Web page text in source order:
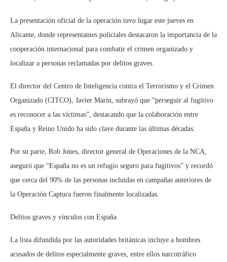
La presentación oficial de la operación tuvo lugar este jueves en
Alicante, donde representantes policiales destacaron la importancia de la
cooperación internacional para combatir el crimen organizado y
localizar a personas reclamadas por delitos graves.
El director del Centro de Inteligencia contra el Terrorismo y el Crimen
Organizado (CITCO), Javier Marín, subrayó que “perseguir al fugitivo
es reconocer a las víctimas”, destacando que la colaboración entre
España y Reino Unido ha sido clave durante las últimas décadas.
Por su parte, Rob Jones, director general de Operaciones de la NCA,
aseguró que “España no es un refugio seguro para fugitivos” y recordó
que cerca del 90% de las personas incluidas en campañas anteriores de
la Operación Captura fueron finalmente localizadas.
Delitos graves y vínculos con España
La lista difundida por las autoridades británicas incluye a hombres
acusados de delitos especialmente graves, entre ellos narcotráfico